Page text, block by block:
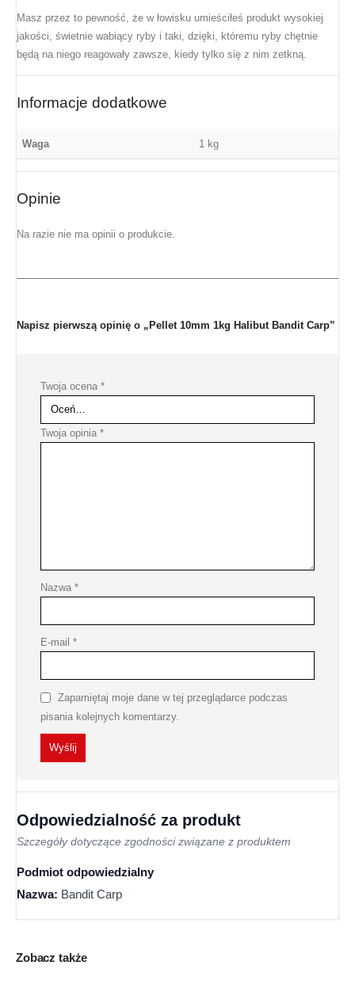
Masz przez to pewność, że w łowisku umieściłeś produkt wysokiej
jakości, świetnie wabiący ryby i taki, dzięki, któremu ryby chętnie
będą na niego reagowały zawsze, kiedy tylko się z nim zetkną.
Informacje dodatkowe
Waga 1 kg
Opinie
Na razie nie ma opinii o produkcie.
Napisz pierwszą opinię o „Pellet 10mm 1kg Halibut Bandit Carp”
Twoja ocena *
Twoja opinia *
Nazwa *
E-mail *
Zapamiętaj moje dane w tej przeglądarce podczas
pisania kolejnych komentarzy.
Odpowiedzialność za produkt
Szczegóły dotyczące zgodności związane z produktem
Podmiot odpowiedzialny
Nazwa: Bandit Carp
Zobacz także